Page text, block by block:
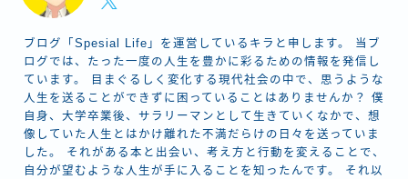
ブログ「Spesial Life」を運営しているキラと申します。 当ブ
ログでは、たった一度の人生を豊かに彩るための情報を発信し
ています。 目まぐるしく変化する現代社会の中で、思うような
人生を送ることができずに困っていることはありませんか？ 僕
自身、大学卒業後、サラリーマンとして生きていくなかで、想
像していた人生とはかけ離れた不満だらけの日々を送っていま
した。 それがある本と出会い、考え方と行動を変えることで、
自分が望むような人生が手に入ることを知ったんです。 それ以